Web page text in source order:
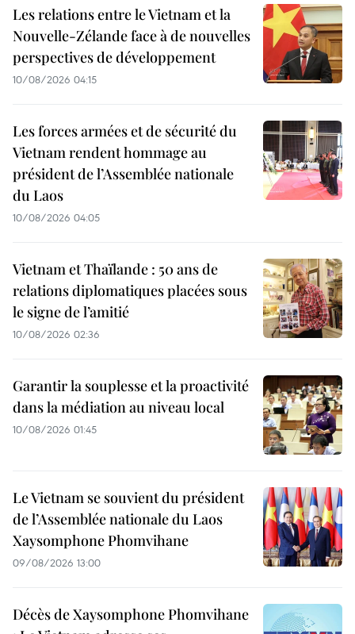
Les relations entre le Vietnam et la
Nouvelle-Zélande face à de nouvelles
perspectives de développement
10/08/2026 04:15
Les forces armées et de sécurité du
Vietnam rendent hommage au
président de l’Assemblée nationale
du Laos
10/08/2026 04:05
Vietnam et Thaïlande : 50 ans de
relations diplomatiques placées sous
le signe de l’amitié
10/08/2026 02:36
Garantir la souplesse et la proactivité
dans la médiation au niveau local
10/08/2026 01:45
Le Vietnam se souvient du président
de l’Assemblée nationale du Laos
Xaysomphone Phomvihane
09/08/2026 13:00
Décès de Xaysomphone Phomvihane